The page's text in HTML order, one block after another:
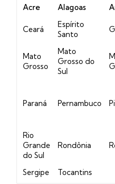
Acre Alagoas
Ceará
Espírito
Santo
Mato
Grosso
Mato
Grosso do
Sul
Paraná Pernambuco
Rio
Grande
do Sul
Rondônia
Sergipe Tocantins